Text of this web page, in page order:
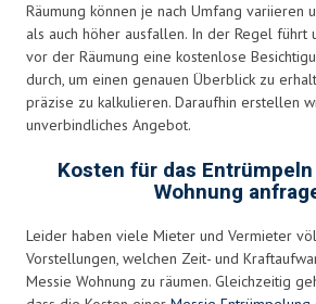
Räumung können je nach Umfang variieren
als auch höher ausfallen. In der Regel führt
vor der Räumung eine kostenlose
durch, um einen genauen Überblick zu
präzise zu kalkulieren. Daraufhin erstellen
unverbindliches Angebot.
Kosten für das
Wohnung
Leider haben viele Mieter und Vermieter
Vorstellungen, welchen Zeit- und
Messie Wohnung zu räumen. Gleichzeitig